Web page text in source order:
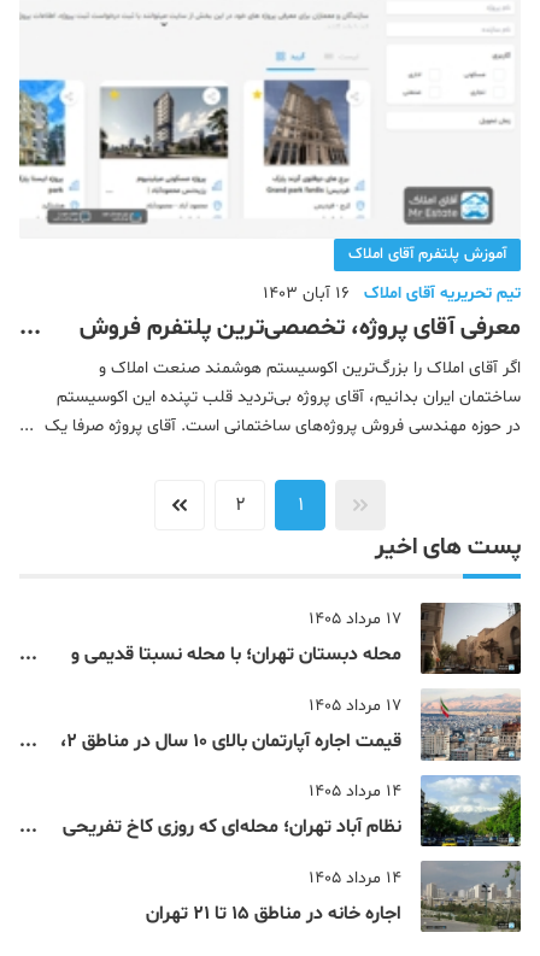
آموزش پلتفرم آقای املاک
تیم تحریریه آقای املاک 16 آبان 1403
معرفی آقای پروژه، تخصصی‌ترین پلتفرم فروش
پروژه‌های ساختمانی
اگر آقای املاک را بزرگ‌ترین اکوسیستم هوشمند صنعت املاک و
ساختمان ایران بدانیم، آقای پروژه بی‌تردید قلب تپنده این اکوسیستم
در حوزه مهندسی فروش پروژه‌های ساختمانی است. آقای پروژه صرفا یک
یک شرکت تخصصی در حوزه مهندسی ف
1
2
پست های اخیر
17 مرداد 1405
محله دبستان تهران؛ با محله نسبتا قدیمی و
17 مرداد 1405
قیمت اجاره آپارتمان بالای 10 سال در مناطق 2،
14 مرداد 1405
نظام‌ آباد تهران؛ محله‌ای که روزی کاخ تفریحی
14 مرداد 1405
اجاره خانه در مناطق 15 تا 21 تهران